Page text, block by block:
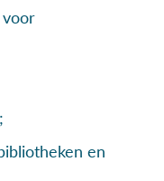
en